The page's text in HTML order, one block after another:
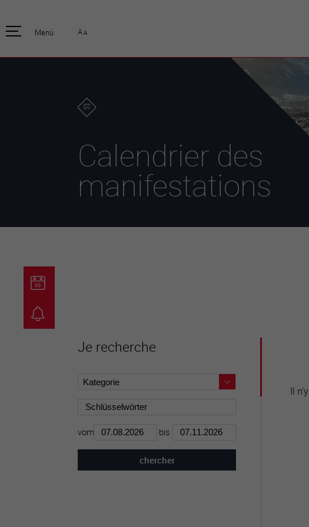
Enfants et écoliers
Formation
environnement
Informations parcelles
Guichet virtuel
Annuaire communal
Emplois
Organisation
communale
Programme de
législature 2025-2028
Stratégies
Jumelage
Menü A A
Calendrier des
manifestations
Je recherche
vom bis
Il